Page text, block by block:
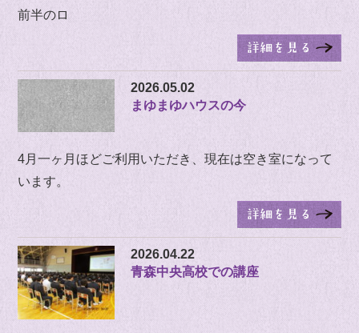
前半のロ
2026.05.02
まゆまゆハウスの今
4月一ヶ月ほどご利用いただき、現在は空き室になって
います。
2026.04.22
青森中央高校での講座